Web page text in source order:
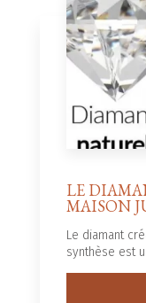
LE
MAISON
Le diamant
synthèse est